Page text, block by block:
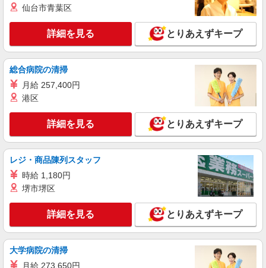
仙台市青葉区
詳細を見る とりあえずキープ
総合病院の清掃
月給 257,400円
港区
詳細を見る とりあえずキープ
レジ・商品陳列スタッフ
時給 1,180円
堺市堺区
詳細を見る とりあえずキープ
大学病院の清掃
月給 273,650円